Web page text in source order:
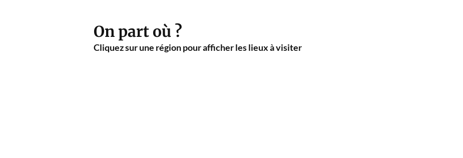
On part où ?
Cliquez sur une région pour afficher les lieux à visiter